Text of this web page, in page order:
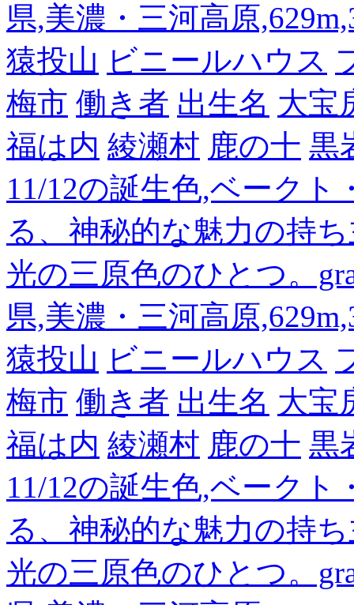
県,美濃・三河高原
猿投山 ビニールハウス
梅市 働き者 出生名 大宝
福は内 綾瀬村 鹿の十 黒
11/12の誕生色,ベーク
る、神秘的な魅力の持
光の三原色のひとつ。
県,美濃・三河高原
猿投山 ビニールハウス
梅市 働き者 出生名 大宝
福は内 綾瀬村 鹿の十 黒
11/12の誕生色,ベーク
る、神秘的な魅力の持
光の三原色のひとつ。